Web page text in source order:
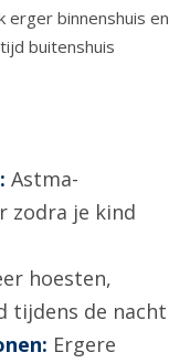
erger binnenshuis en
buitenshuis
Astma-
zodra je kind
hoesten,
tijdens de nacht
Ergere